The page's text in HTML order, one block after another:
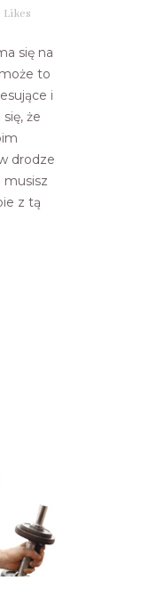
Likes
się na
to
i
że
drodze
musisz
z tą